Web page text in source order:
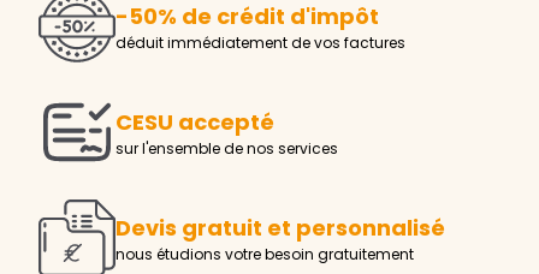
-50% de crédit d'impôt
déduit immédiatement de vos factures
CESU accepté
sur l'ensemble de nos services
Devis gratuit et personnalisé
nous étudions votre besoin gratuitement